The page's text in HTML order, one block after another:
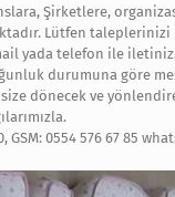
Şirketlere,
Lütfen taleplerinizi
yada telefon ile
durumuna göre
dönecek ve
GSM: 0554 576 67 85